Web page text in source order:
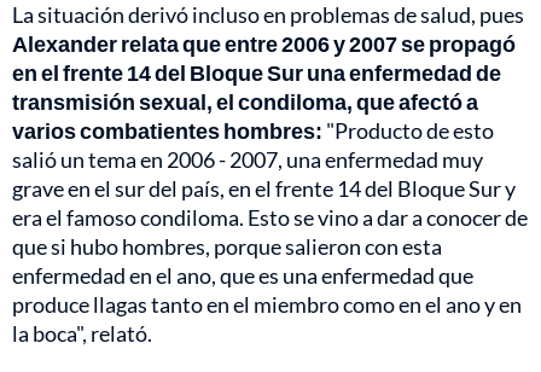
La situación derivó incluso en problemas de salud, pues
Alexander relata que entre 2006 y 2007 se propagó
en el frente 14 del Bloque Sur una enfermedad de
transmisión sexual, el condiloma, que afectó a
varios combatientes hombres: "Producto de esto
salió un tema en 2006 - 2007, una enfermedad muy
grave en el sur del país, en el frente 14 del Bloque Sur y
era el famoso condiloma. Esto se vino a dar a conocer de
que si hubo hombres, porque salieron con esta
enfermedad en el ano, que es una enfermedad que
produce llagas tanto en el miembro como en el ano y en
la boca", relató.